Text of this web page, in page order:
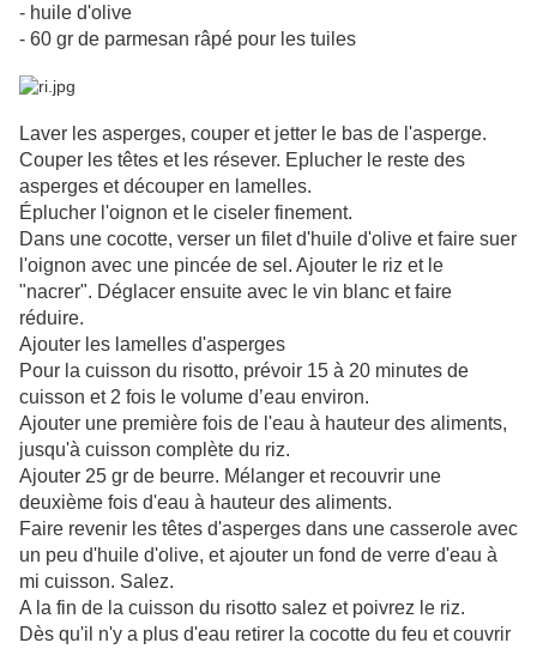
- huile d'olive
- 60 gr de parmesan râpé pour les tuiles
Laver les asperges, couper et jetter le bas de l'asperge.
Couper les têtes et les résever. Eplucher le reste des
asperges et découper en lamelles.
Éplucher l'oignon et le ciseler finement.
Dans une cocotte, verser un filet d'huile d'olive et faire suer
l'oignon avec une pincée de sel. Ajouter le riz et le
"nacrer". Déglacer ensuite avec le vin blanc et faire
réduire.
Ajouter les lamelles d'asperges
Pour la cuisson du risotto, prévoir 15 à 20 minutes de
cuisson et 2 fois le volume d’eau environ.
Ajouter une première fois de l'eau à hauteur des aliments,
jusqu'à cuisson complète du riz.
Ajouter 25 gr de beurre. Mélanger et recouvrir une
deuxième fois d'eau à hauteur des aliments.
Faire revenir les têtes d'asperges dans une casserole avec
un peu d'huile d'olive, et ajouter un fond de verre d'eau à
mi cuisson. Salez.
A la fin de la cuisson du risotto salez et poivrez le riz.
Dès qu'il n'y a plus d'eau retirer la cocotte du feu et couvrir